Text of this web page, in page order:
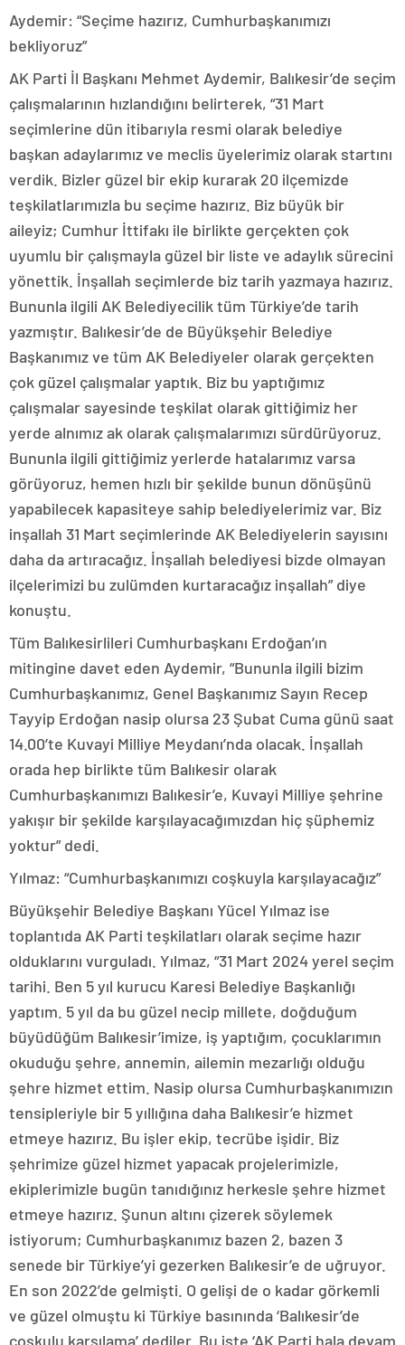
Aydemir: “Seçime hazırız, Cumhurbaşkanımızı
bekliyoruz”
AK Parti İl Başkanı Mehmet Aydemir, Balıkesir’de seçim
çalışmalarının hızlandığını belirterek, “31 Mart
seçimlerine dün itibarıyla resmi olarak belediye
başkan adaylarımız ve meclis üyelerimiz olarak startını
verdik. Bizler güzel bir ekip kurarak 20 ilçemizde
teşkilatlarımızla bu seçime hazırız. Biz büyük bir
aileyiz; Cumhur İttifakı ile birlikte gerçekten çok
uyumlu bir çalışmayla güzel bir liste ve adaylık sürecini
yönettik. İnşallah seçimlerde biz tarih yazmaya hazırız.
Bununla ilgili AK Belediyecilik tüm Türkiye’de tarih
yazmıştır. Balıkesir’de de Büyükşehir Belediye
Başkanımız ve tüm AK Belediyeler olarak gerçekten
çok güzel çalışmalar yaptık. Biz bu yaptığımız
çalışmalar sayesinde teşkilat olarak gittiğimiz her
yerde alnımız ak olarak çalışmalarımızı sürdürüyoruz.
Bununla ilgili gittiğimiz yerlerde hatalarımız varsa
görüyoruz, hemen hızlı bir şekilde bunun dönüşünü
yapabilecek kapasiteye sahip belediyelerimiz var. Biz
inşallah 31 Mart seçimlerinde AK Belediyelerin sayısını
daha da artıracağız. İnşallah belediyesi bizde olmayan
ilçelerimizi bu zulümden kurtaracağız inşallah” diye
konuştu.
Tüm Balıkesirlileri Cumhurbaşkanı Erdoğan’ın
mitingine davet eden Aydemir, “Bununla ilgili bizim
Cumhurbaşkanımız, Genel Başkanımız Sayın Recep
Tayyip Erdoğan nasip olursa 23 Şubat Cuma günü saat
14.00’te Kuvayi Milliye Meydanı’nda olacak. İnşallah
orada hep birlikte tüm Balıkesir olarak
Cumhurbaşkanımızı Balıkesir’e, Kuvayi Milliye şehrine
yakışır bir şekilde karşılayacağımızdan hiç şüphemiz
yoktur” dedi.
Yılmaz: “Cumhurbaşkanımızı coşkuyla karşılayacağız”
Büyükşehir Belediye Başkanı Yücel Yılmaz ise
toplantıda AK Parti teşkilatları olarak seçime hazır
olduklarını vurguladı. Yılmaz, “31 Mart 2024 yerel seçim
tarihi. Ben 5 yıl kurucu Karesi Belediye Başkanlığı
yaptım. 5 yıl da bu güzel necip millete, doğduğum
büyüdüğüm Balıkesir’imize, iş yaptığım, çocuklarımın
okuduğu şehre, annemin, ailemin mezarlığı olduğu
şehre hizmet ettim. Nasip olursa Cumhurbaşkanımızın
tensipleriyle bir 5 yıllığına daha Balıkesir’e hizmet
etmeye hazırız. Bu işler ekip, tecrübe işidir. Biz
şehrimize güzel hizmet yapacak projelerimizle,
ekiplerimizle bugün tanıdığınız herkesle şehre hizmet
etmeye hazırız. Şunun altını çizerek söylemek
istiyorum; Cumhurbaşkanımız bazen 2, bazen 3
senede bir Türkiye’yi gezerken Balıkesir’e de uğruyor.
En son 2022’de gelmişti. O gelişi de o kadar görkemli
ve güzel olmuştu ki Türkiye basınında ‘Balıkesir’de
coşkulu karşılama’ dediler. Bu işte ‘AK Parti hala devam